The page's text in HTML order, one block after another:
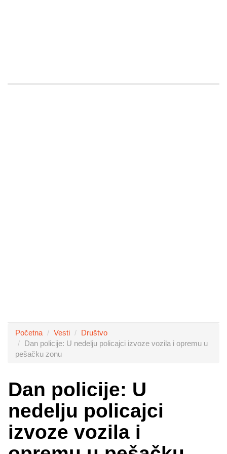
Početna Vesti
Društvo
Dan policije: U nedelju policajci izvoze vozila i opremu u
pešačku zonu
Dan policije: U
nedelju policajci
izvoze vozila i